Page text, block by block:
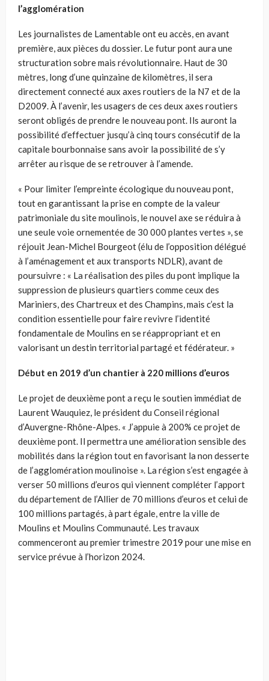
l’agglomération
Les journalistes de Lamentable ont eu accès, en avant
première, aux pièces du dossier. Le futur pont aura une
structuration sobre mais révolutionnaire. Haut de 30
mètres, long d’une quinzaine de kilomètres, il sera
directement connecté aux axes routiers de la N7 et de la
D2009. À l’avenir, les usagers de ces deux axes routiers
seront obligés de prendre le nouveau pont. Ils auront la
possibilité d’effectuer jusqu’à cinq tours consécutif de la
capitale bourbonnaise sans avoir la possibilité de s’y
arrêter au risque de se retrouver à l’amende.
« Pour limiter l’empreinte écologique du nouveau pont,
tout en garantissant la prise en compte de la valeur
patrimoniale du site moulinois, le nouvel axe se réduira à
une seule voie ornementée de 30 000 plantes vertes », se
réjouit Jean-Michel Bourgeot (élu de l’opposition délégué
à l’aménagement et aux transports NDLR), avant de
poursuivre : « La réalisation des piles du pont implique la
suppression de plusieurs quartiers comme ceux des
Mariniers, des Chartreux et des Champins, mais c’est la
condition essentielle pour faire revivre l’identité
fondamentale de Moulins en se réappropriant et en
valorisant un destin territorial partagé et fédérateur. »
Début en 2019 d’un chantier à 220 millions d’euros
Le projet de deuxième pont a reçu le soutien immédiat de
Laurent Wauquiez, le président du Conseil régional
d’Auvergne-Rhône-Alpes. « J’appuie à 200% ce projet de
deuxième pont. Il permettra une amélioration sensible des
mobilités dans la région tout en favorisant la non desserte
de l’agglomération moulinoise ». La région s’est engagée à
verser 50 millions d’euros qui viennent compléter l’apport
du département de l’Allier de 70 millions d’euros et celui de
100 millions partagés, à part égale, entre la ville de
Moulins et Moulins Communauté. Les travaux
commenceront au premier trimestre 2019 pour une mise en
service prévue à l’horizon 2024.